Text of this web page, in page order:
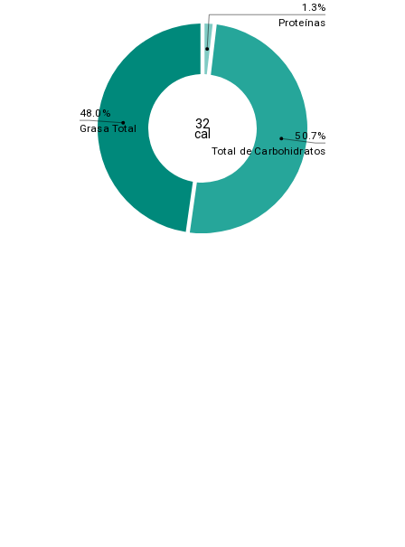
1.3%
50.7%
48.0%
Proteínas
Total de Carbohidratos
Grasa Total 32
cal